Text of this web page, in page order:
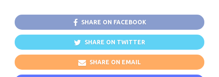
SHARE ON FACEBOOK
SHARE ON TWITTER
SHARE ON EMAIL